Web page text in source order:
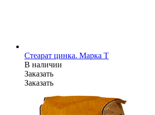
Стеарат цинка. Марка T
В наличии
Заказать
Заказать